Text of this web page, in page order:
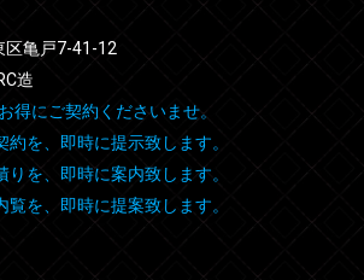
亀戸7-41-12
造
得にご契約くださいませ。
約を、即時に提示致します。
りを、即時に案内致します。
覧を、即時に提案致します。